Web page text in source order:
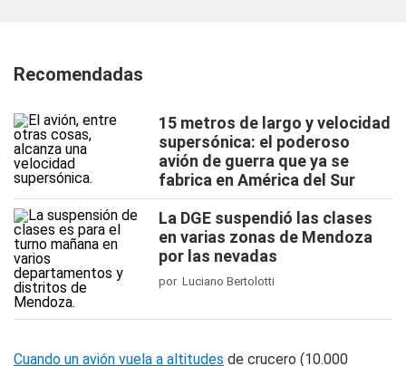
Recomendadas
15 metros de largo y velocidad
supersónica: el poderoso
avión de guerra que ya se
fabrica en América del Sur
La DGE suspendió las clases
en varias zonas de Mendoza
por las nevadas
por Luciano Bertolotti
Cuando un avión vuela a altitudes de crucero (10.000